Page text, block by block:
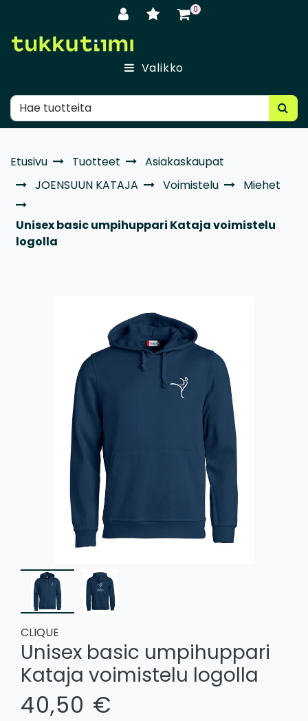
0
Valikko
Etusivu Tuotteet
Asiakaskaupat
JOENSUUN KATAJA
Voimistelu Miehet
Unisex basic umpihuppari Kataja voimistelu
logolla
CLIQUE
Unisex basic umpihuppari
Kataja voimistelu logolla
40,50 €